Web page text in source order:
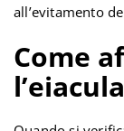
all’evitamento
Come